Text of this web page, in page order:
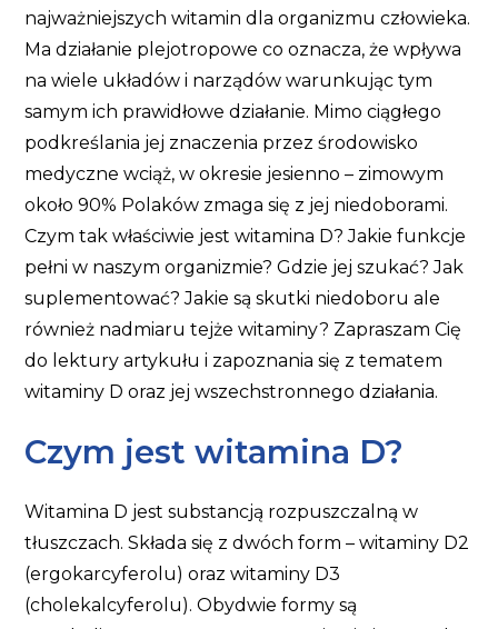
najważniejszych witamin dla organizmu człowieka.
Ma działanie plejotropowe co oznacza, że wpływa
na wiele układów i narządów warunkując tym
samym ich prawidłowe działanie. Mimo ciągłego
podkreślania jej znaczenia przez środowisko
medyczne wciąż, w okresie jesienno – zimowym
około 90% Polaków zmaga się z jej niedoborami.
Czym tak właściwie jest witamina D? Jakie funkcje
pełni w naszym organizmie? Gdzie jej szukać? Jak
suplementować? Jakie są skutki niedoboru ale
również nadmiaru tejże witaminy? Zapraszam Cię
do lektury artykułu i zapoznania się z tematem
witaminy D oraz jej wszechstronnego działania.
Czym jest witamina D?
Witamina D jest substancją rozpuszczalną w
tłuszczach. Składa się z dwóch form – witaminy D2
(ergokarcyferolu) oraz witaminy D3
(cholekalcyferolu). Obydwie formy są